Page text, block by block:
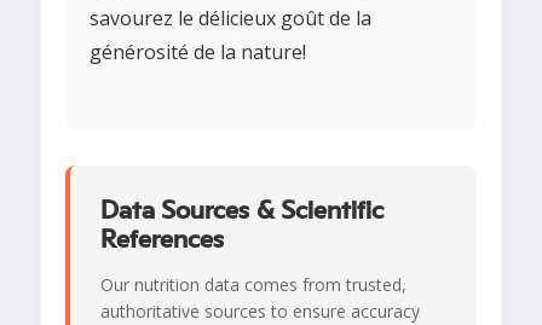
savourez le délicieux goût de la
générosité de la nature!
Data Sources & Scientific
References
Our nutrition data comes from trusted,
authoritative sources to ensure accuracy